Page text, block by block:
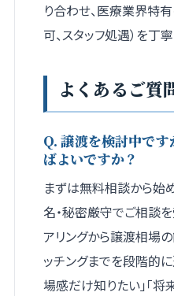
り合わせ、医療業界特
可、スタッフ処遇）を丁
よくあるご質
Q. 譲渡を検討中で
ばよいですか？
まずは無料相談から始
名・秘密厳守でご相談
アリングから譲渡相場
ッチングまでを段階的
場感だけ知りたい」「